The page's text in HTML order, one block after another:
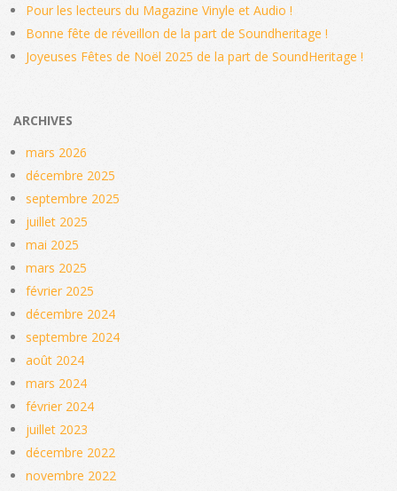
Pour les lecteurs du Magazine Vinyle et Audio !
Bonne fête de réveillon de la part de Soundheritage !
Joyeuses Fêtes de Noël 2025 de la part de SoundHeritage !
ARCHIVES
mars 2026
décembre 2025
septembre 2025
juillet 2025
mai 2025
mars 2025
février 2025
décembre 2024
septembre 2024
août 2024
mars 2024
février 2024
juillet 2023
décembre 2022
novembre 2022